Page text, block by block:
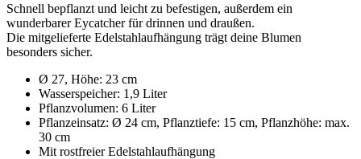
Schnell bepflanzt und leicht zu befestigen, außerdem ein
wunderbarer Eycatcher für drinnen und draußen.
Die mitgelieferte Edelstahlaufhängung trägt deine Blumen
besonders sicher.
Ø 27, Höhe: 23 cm
Wasserspeicher: 1,9 Liter
Pflanzvolumen: 6 Liter
Pflanzeinsatz: Ø 24 cm, Pflanztiefe: 15 cm, Pflanzhöhe: max.
30 cm
Mit rostfreier Edelstahlaufhängung